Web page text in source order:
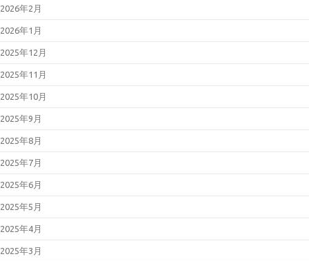
2026年2月
2026年1月
2025年12月
2025年11月
2025年10月
2025年9月
2025年8月
2025年7月
2025年6月
2025年5月
2025年4月
2025年3月